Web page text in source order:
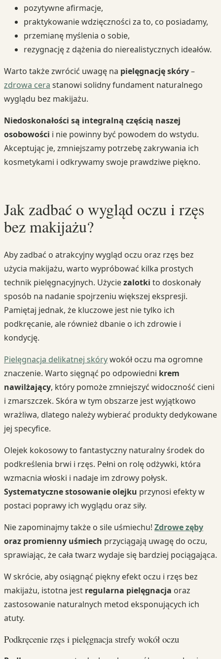
pozytywne afirmacje,
praktykowanie wdzięczności za to, co posiadamy,
przemianę myślenia o sobie,
rezygnację z dążenia do nierealistycznych ideałów.
Warto także zwrócić uwagę na pielęgnację skóry–
zdrowa cera stanowi solidny fundament naturalnego
wyglądu bez makijażu.
Niedoskonałości są integralną częścią naszej
osobowości i nie powinny być powodem do wstydu.
Akceptując je, zmniejszamy potrzebę zakrywania ich
kosmetykami i odkrywamy swoje prawdziwe piękno.
Jak zadbać o wygląd oczu i rzęs
bez makijażu?
Aby zadbać o atrakcyjny wygląd oczu oraz rzęs bez
użycia makijażu, warto wypróbować kilka prostych
technik pielęgnacyjnych. Użyciezalotki to doskonały
sposób na nadanie spojrzeniu większej ekspresji.
Pamiętaj jednak, że kluczowe jest nie tylko ich
podkręcanie, ale również dbanie o ich zdrowie i
kondycję.
Pielęgnacja delikatnej skórywokół oczu ma ogromne
znaczenie. Warto sięgnąć po odpowiedni krem
nawilżający, który pomoże zmniejszyć widoczność cieni
i zmarszczek. Skóra w tym obszarze jest wyjątkowo
wrażliwa, dlatego należy wybierać produkty dedykowane
jej specyfice.
Olejek kokosowy to fantastyczny naturalny środek do
podkreślenia brwi i rzęs. Pełni on rolę odżywki, która
wzmacnia włoski i nadaje im zdrowy połysk.
Systematyczne stosowanie olejku przynosi efekty w
postaci poprawy ich wyglądu oraz siły.
Nie zapominajmy także o sile uśmiechu! Zdrowe zęby
oraz promienny uśmiech przyciągają uwagę do oczu,
sprawiając, że cała twarz wydaje się bardziej pociągająca.
W skrócie, aby osiągnąć piękny efekt oczu i rzęs bez
makijażu, istotna jest regularna pielęgnacja oraz
zastosowanie naturalnych metod eksponujących ich
atuty.
Podkręcenie rzęs i pielęgnacja strefy wokół oczu